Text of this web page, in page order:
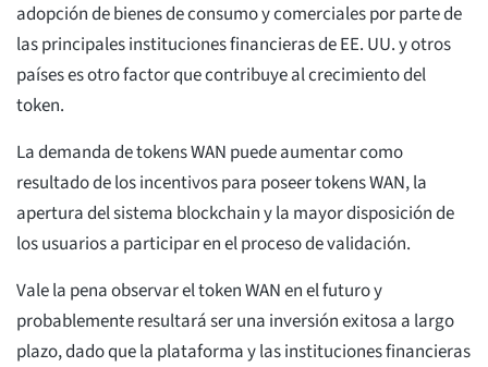
adopción de bienes de consumo y comerciales por parte de
las principales instituciones financieras de EE. UU. y otros
países es otro factor que contribuye al crecimiento del
token.
La demanda de tokens WAN puede aumentar como
resultado de los incentivos para poseer tokens WAN, la
apertura del sistema blockchain y la mayor disposición de
los usuarios a participar en el proceso de validación.
Vale la pena observar el token WAN en el futuro y
probablemente resultará ser una inversión exitosa a largo
plazo, dado que la plataforma y las instituciones financieras